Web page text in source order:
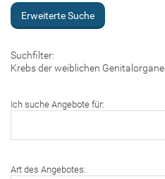
Erweiterte Suche
Suchfilter:
Krebs der weiblichen Genitalorgane
Ich suche Angebote für:
Art des Angebotes: